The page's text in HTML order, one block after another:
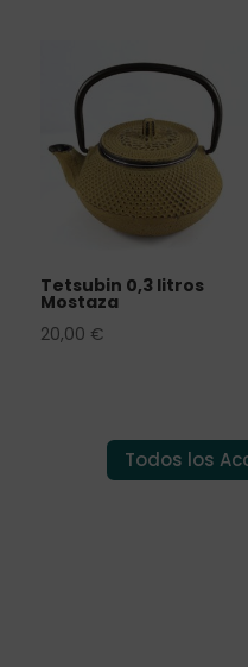
Tetsubin 0,3 litros
Mostaza
20,00 €
Todos los